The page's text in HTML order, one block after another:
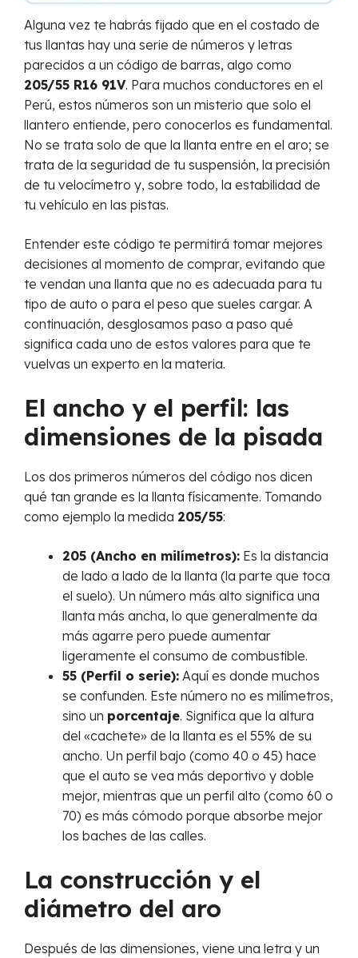
Alguna vez te habrás fijado que en el costado de
tus llantas hay una serie de números y letras
parecidos a un código de barras, algo como
205/55 R16 91V. Para muchos conductores en el
Perú, estos números son un misterio que solo el
llantero entiende, pero conocerlos es fundamental.
No se trata solo de que la llanta entre en el aro; se
trata de la seguridad de tu suspensión, la precisión
de tu velocímetro y, sobre todo, la estabilidad de
tu vehículo en las pistas.
Entender este código te permitirá tomar mejores
decisiones al momento de comprar, evitando que
te vendan una llanta que no es adecuada para tu
tipo de auto o para el peso que sueles cargar. A
continuación, desglosamos paso a paso qué
significa cada uno de estos valores para que te
vuelvas un experto en la materia.
El ancho y el perfil: las
dimensiones de la pisada
Los dos primeros números del código nos dicen
qué tan grande es la llanta físicamente. Tomando
como ejemplo la medida 205/55:
205 (Ancho en milímetros): Es la distancia
de lado a lado de la llanta (la parte que toca
el suelo). Un número más alto significa una
llanta más ancha, lo que generalmente da
más agarre pero puede aumentar
ligeramente el consumo de combustible.
55 (Perfil o serie): Aquí es donde muchos
se confunden. Este número no es milímetros,
sino un porcentaje. Significa que la altura
del «cachete» de la llanta es el 55% de su
ancho. Un perfil bajo (como 40 o 45) hace
que el auto se vea más deportivo y doble
mejor, mientras que un perfil alto (como 60 o
70) es más cómodo porque absorbe mejor
los baches de las calles.
La construcción y el
diámetro del aro
Después de las dimensiones, viene una letra y un